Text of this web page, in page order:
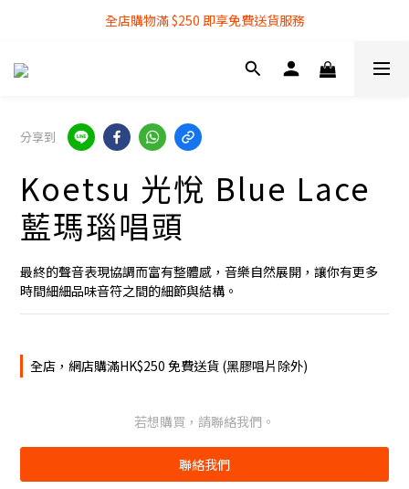
全店購物滿 $250 即享免費送貨服務
全店購物滿 $250 即享免費送貨服務
『銀行轉帳』付款方式 可享額外 3% 折扣回贈
分享到
Koetsu 光悅 Blue Lace
藍瑪瑙唱頭
最終的聲音表現協調而富有整體感，音樂自然展開，讓你有更多
時間細細品味音符之間的細節與結構。
全店，網店購滿HK$250 免費送貨 (黑膠唱片除外)
若想購買，請聯絡我們。
聯絡我們